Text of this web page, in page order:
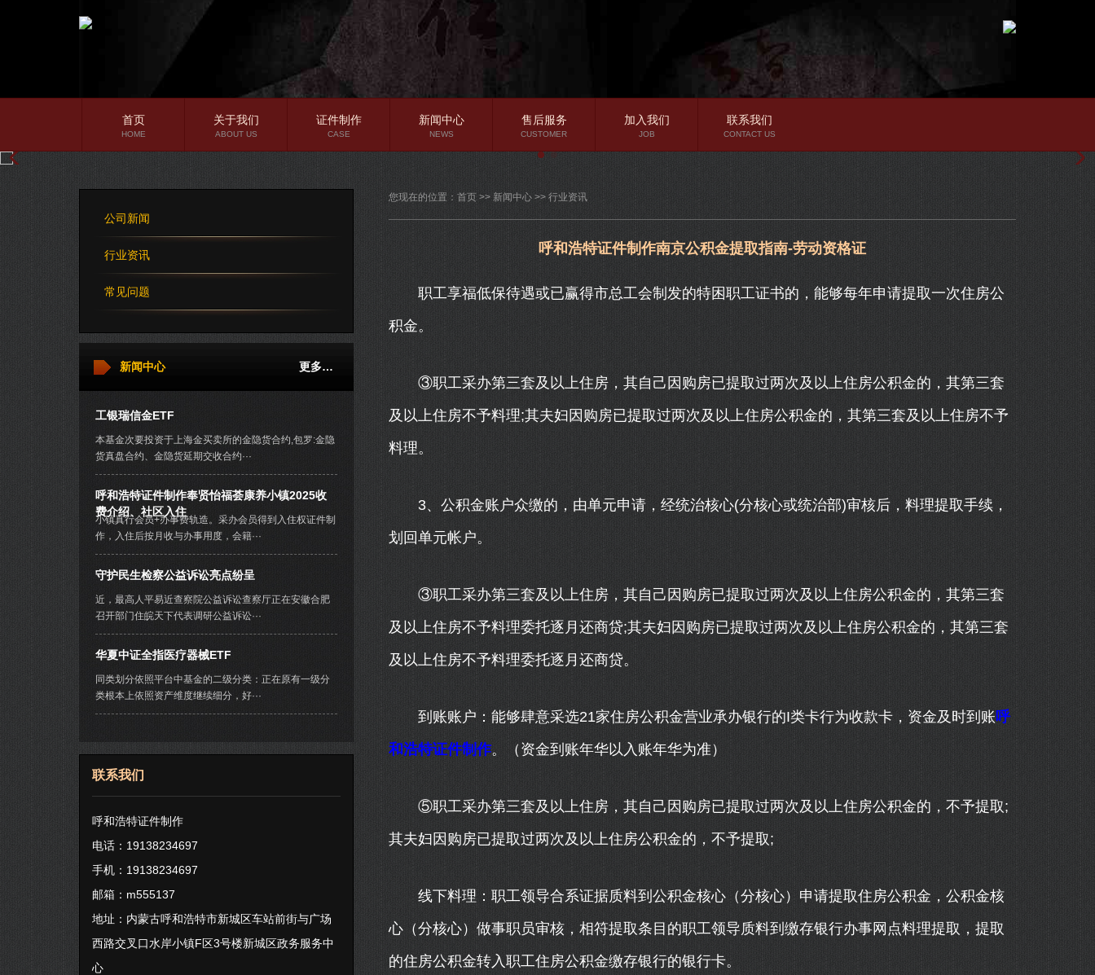
行业资讯
常见问题
首页
HOME
关于我们
ABOUT US
证件制作
CASE
新闻中心
NEWS
售后服务
CUSTOMER
加入我们
JOB
联系我们
CONTACT US
公司新闻
行业资讯
常见问题
更多…
新闻中心
工银瑞信金ETF
本基金次要投资于上海金买卖所的金隐货合约,包罗:金隐
货真盘合约、金隐货延期交收合约···
呼和浩特证件制作奉贤怡福荟康养小镇2025收
费介绍、社区入住
小镇真行会员+办事费轨造。采办会员得到入住权证件制
作，入住后按月收与办事用度，会籍···
守护民生检察公益诉讼亮点纷呈
近，最高人平易近查察院公益诉讼查察厅正在安徽合肥
召开部门住皖天下代表调研公益诉讼···
华夏中证全指医疗器械ETF
同类划分依照平台中基金的二级分类：正在原有一级分
类根本上依照资产维度继续细分，好···
联系我们
呼和浩特证件制作
电话：19138234697
手机：19138234697
邮箱：m555137
地址：内蒙古呼和浩特市新城区车站前街与广场
西路交叉口水岸小镇F区3号楼新城区政务服务中
心
您现在的位置： 首页 >> 新闻中心 >> 行业资讯
呼和浩特证件制作南京公积金提取指南-劳动资格证
职工享福低保待遇或已赢得市总工会制发的特困职工证书的，能够每年申请提取一次住房公
积金。
③职工采办第三套及以上住房，其自己因购房已提取过两次及以上住房公积金的，其第三套
及以上住房不予料理;其夫妇因购房已提取过两次及以上住房公积金的，其第三套及以上住房不予
料理。
3、公积金账户众缴的，由单元申请，经统治核心(分核心或统治部)审核后，料理提取手续，
划回单元帐户。
③职工采办第三套及以上住房，其自己因购房已提取过两次及以上住房公积金的，其第三套
及以上住房不予料理委托逐月还商贷;其夫妇因购房已提取过两次及以上住房公积金的，其第三套
及以上住房不予料理委托逐月还商贷。
到账账户：能够肆意采选21家住房公积金营业承办银行的I类卡行为收款卡，资金及时到账呼
和浩特证件制作。（资金到账年华以入账年华为准）
⑤职工采办第三套及以上住房，其自己因购房已提取过两次及以上住房公积金的，不予提取;
其夫妇因购房已提取过两次及以上住房公积金的，不予提取;
线下料理：职工领导合系证据质料到公积金核心（分核心）申请提取住房公积金，公积金核
心（分核心）做事职员审核，相符提取条目的职工领导质料到缴存银行办事网点料理提取，提取
的住房公积金转入职工住房公积金缴存银行的银行卡。